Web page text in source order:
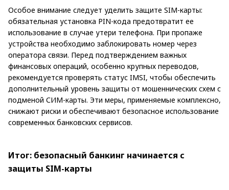
Особое внимание следует уделить защите SIM-карты:
обязательная установка PIN-кода предотвратит ее
использование в случае утери телефона. При пропаже
устройства необходимо заблокировать номер через
оператора связи. Перед подтверждением важных
финансовых операций, особенно крупных переводов,
рекомендуется проверять статус IMSI, чтобы обеспечить
дополнительный уровень защиты от мошеннических схем с
подменой СИМ-карты. Эти меры, применяемые комплексно,
снижают риски и обеспечивают безопасное использование
современных банковских сервисов.
Итог: безопасный банкинг начинается с
защиты SIM-карты